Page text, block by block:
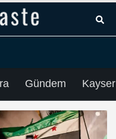
Gündem